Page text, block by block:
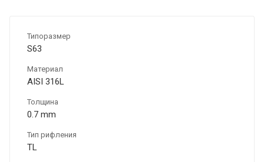
Типоразмер
S63
Материал
AISI 316L
Толщина
0.7 mm
Тип рифления
ТL